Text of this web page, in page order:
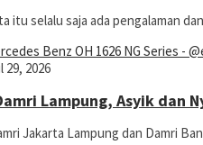
itu selalu saja ada pengalaman
29, 2026
Lampung, Asyik dan
Jakarta Lampung dan Damri